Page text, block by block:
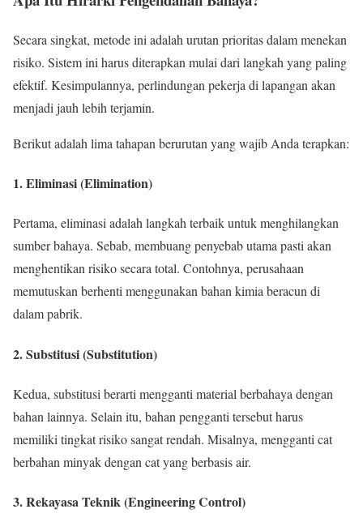
Secara singkat, metode ini adalah urutan prioritas dalam menekan
risiko. Sistem ini harus diterapkan mulai dari langkah yang paling
efektif. Kesimpulannya, perlindungan pekerja di lapangan akan
menjadi jauh lebih terjamin.
Berikut adalah lima tahapan berurutan yang wajib Anda terapkan:
1. Eliminasi (Elimination)
Pertama, eliminasi adalah langkah terbaik untuk menghilangkan
sumber bahaya. Sebab, membuang penyebab utama pasti akan
menghentikan risiko secara total. Contohnya, perusahaan
memutuskan berhenti menggunakan bahan kimia beracun di
dalam pabrik.
2. Substitusi (Substitution)
Kedua, substitusi berarti mengganti material berbahaya dengan
bahan lainnya. Selain itu, bahan pengganti tersebut harus
memiliki tingkat risiko sangat rendah. Misalnya, mengganti cat
berbahan minyak dengan cat yang berbasis air.
3. Rekayasa Teknik (Engineering Control)